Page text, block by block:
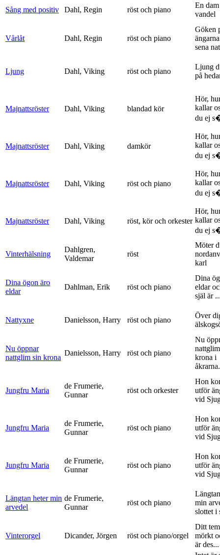
Sång med positiv Dahl, Regin röst och piano
En
vandel
Vårlåt Dahl, Regin röst och piano
Göken
sena
Ljung Dahl, Viking röst och piano
Ljung
på
Majnattsröster Dahl, Viking blandad kör
Hör,
kallar
du ej
Majnattsröster Dahl, Viking damkör
Hör,
kallar
du ej
Majnattsröster Dahl, Viking röst och piano
Hör,
kallar
du ej
Majnattsröster Dahl, Viking röst, kör och orkester
Hör,
kallar
du ej
Vinterhälsning
Dahlgren,
Valdemar
röst
Möter
karl
Dina ögon äro
eldar
Dahlman, Erik röst och piano
Dina
eldar
själ är
Nattyxne Danielsson, Harry röst och piano
Över
Nu öppnar
nattglim sin krona
Danielsson, Harry röst och piano
Nu
krona i
Jungfru Maria
de Frumerie,
Gunnar
röst och orkester
Hon
utför
vid
Jungfru Maria
de Frumerie,
Gunnar
röst och piano
Hon
utför
vid
Jungfru Maria
de Frumerie,
Gunnar
röst och piano
Hon
utför
vid
Längtan heter min
arvedel
de Frumerie,
Gunnar
röst och piano
min
slottet i
Vinterorgel Dicander, Jörgen röst och piano/orgel
Ditt
mörkt
är des...